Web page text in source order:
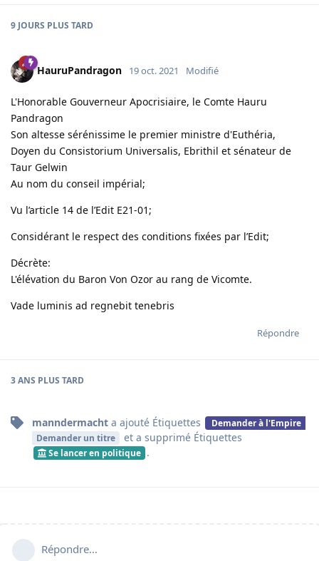
9 JOURS PLUS TARD
HauruPandragon 19 oct. 2021 Modifié
L'Honorable Gouverneur Apocrisiaire, le Comte Hauru
Pandragon
Son altesse sérénissime le premier ministre d'Euthéria,
Doyen du Consistorium Universalis, Ebrithil et sénateur de
Taur Gelwin
Au nom du conseil impérial;
Vu l’article 14 de l’Edit E21-01;
Considérant le respect des conditions fixées par l’Edit;
Décrète:
L'élévation du Baron Von Ozor au rang de Vicomte.
Vade luminis ad regnebit tenebris
Répondre
3 ANS PLUS TARD
manndermacht a ajouté Étiquettes
Demander à l'Empire
Demander un titre
et a supprimé Étiquettes
Se lancer en politique .
Répondre…